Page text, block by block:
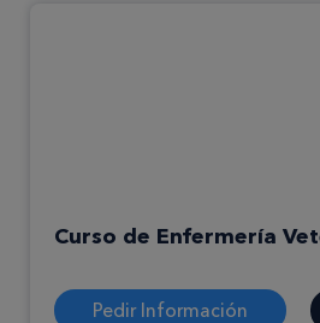
Curso de Enfermería
Pedir Información